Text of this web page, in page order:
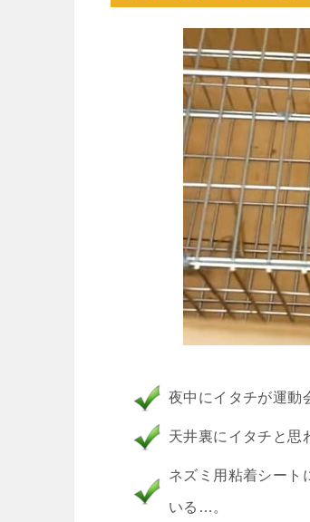
夜中にイタチが運動
天井裏にイタチと思
ネズミ用粘着シート
いる…。